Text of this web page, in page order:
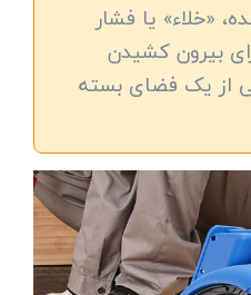
«خلاء» یا فشار
بیرون کشیدن
از یک فضای بسته